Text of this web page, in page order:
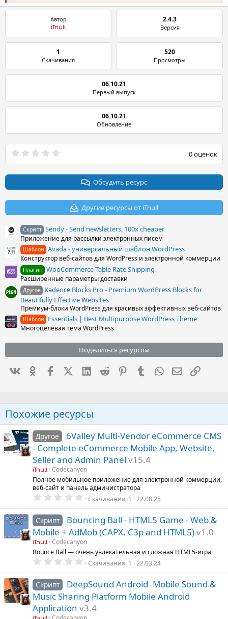
Автор
iTnull
2.4.3
Версия
1
Скачивания
520
Просмотры
06.10.21
Первый выпуск
06.10.21
Обновление
0
0
в
з
0 оценок
Обсудить ресурс
Другие ресурсы от iTnull
Скрипт Sendy - Send newsletters, 100x cheaper
Приложение для рассылки электронных писем
Шаблон Avada - универсальный шаблон WordPress
Конструктор веб-сайтов для WordPress и электронной коммерции
Плагин WooCommerce Table Rate Shipping
Расширенные параметры доставки
Другое Kadence Blocks Pro - Premium WordPress Blocks for
Beautifully Effective Websites
Премиум-блоки WordPress для красивых эффективных веб-сайтов
Шаблон Essentials | Best Multipurpose WordPress Theme
Многоцелевая тема WordPress
Поделиться ресурсом
ВконтактеОдноклассники
FacebookX (Twitter)LinkedIn
Reddit PinterestTumblrWhatsAppСсылка
Похожие ресурсы
Другое
6Valley Multi-Vendor eCommerce CMS
- Complete eCommerce Mobile App, Website,
Seller and Admin Panel v15.4
iTnull
Codecanyon
Полное мобильное приложение для электронной коммерции,
веб-сайт и панель администратора
0
0
0
з
в
ё
з
д
Скачивания 1 22.08.25
Скрипт
Bouncing Ball - HTML5 Game - Web &
Mobile + AdMob (CAPX, C3p and HTML5)v1.0
iTnull
Codecanyon
Bounce Ball — очень увлекательная и сложная HTML5-игра
0
0
0
з
в
ё
з
Скачивания 1 22.03.24
Скрипт
DeepSound Android- Mobile Sound &
Music Sharing Platform Mobile Android
Application v3.4